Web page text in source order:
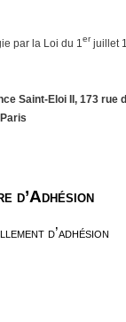
par la Loi du 1 er juillet
Saint-Eloi II, 173 rue
Paris
d’Adhésion
d’adhésion